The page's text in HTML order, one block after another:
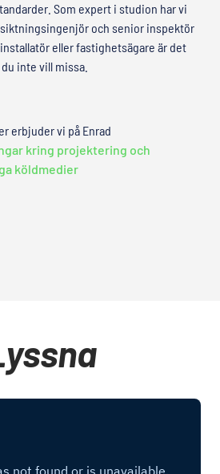
Som expert i studion har vi
och senior inspektör
eller fastighetsägare är det
inte vill missa.
erbjuder vi på Enrad
kring projektering och
köldmedier